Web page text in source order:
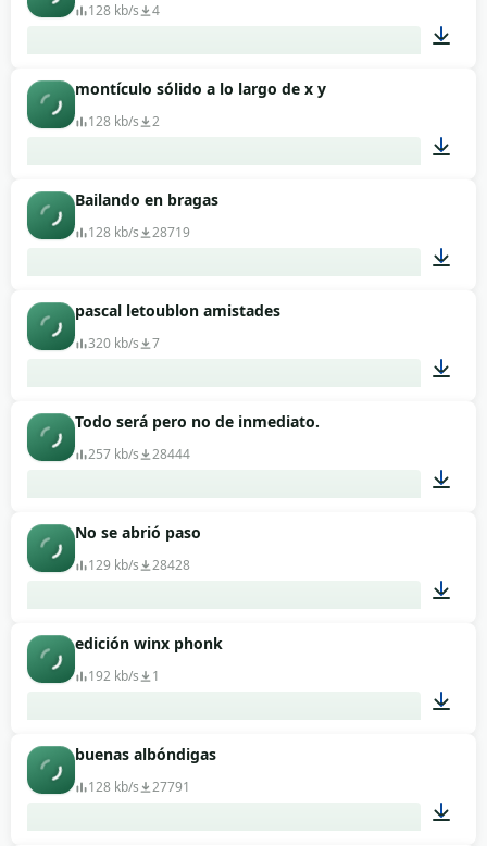
128 kb/s 4
montículo sólido a lo largo de x y
128 kb/s 2
Bailando en bragas
128 kb/s 28719
pascal letoublon amistades
320 kb/s 7
Todo será pero no de inmediato.
257 kb/s 28444
No se abrió paso
129 kb/s 28428
edición winx phonk
192 kb/s 1
buenas albóndigas
128 kb/s 27791